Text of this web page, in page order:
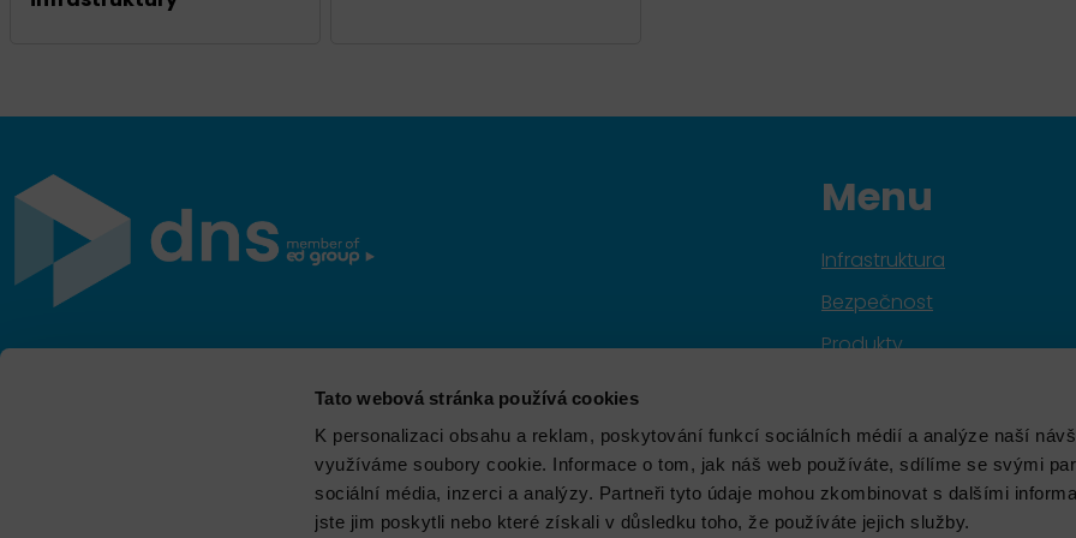
Tato webová stránka používá cookies
K personalizaci obsahu a reklam, poskytování funkcí sociálních médií a analýze naší
využíváme soubory cookie. Informace o tom, jak náš web používáte, sdílíme se svými
sociální média, inzerci a analýzy. Partneři tyto údaje mohou zkombinovat s dalšími
jste jim poskytli nebo které získali v důsledku toho, že používáte jejich služby.
Menu
Infrastruktura
Bezpečnost
Produkty
Značky
Školení
Aktuality
IT, obchodu, softwarových řešení, komunikace, e-
commerce a technologií s 30 lety zkušeností, více než
700 odborníky a tržbami přesahujícími 16 miliard.